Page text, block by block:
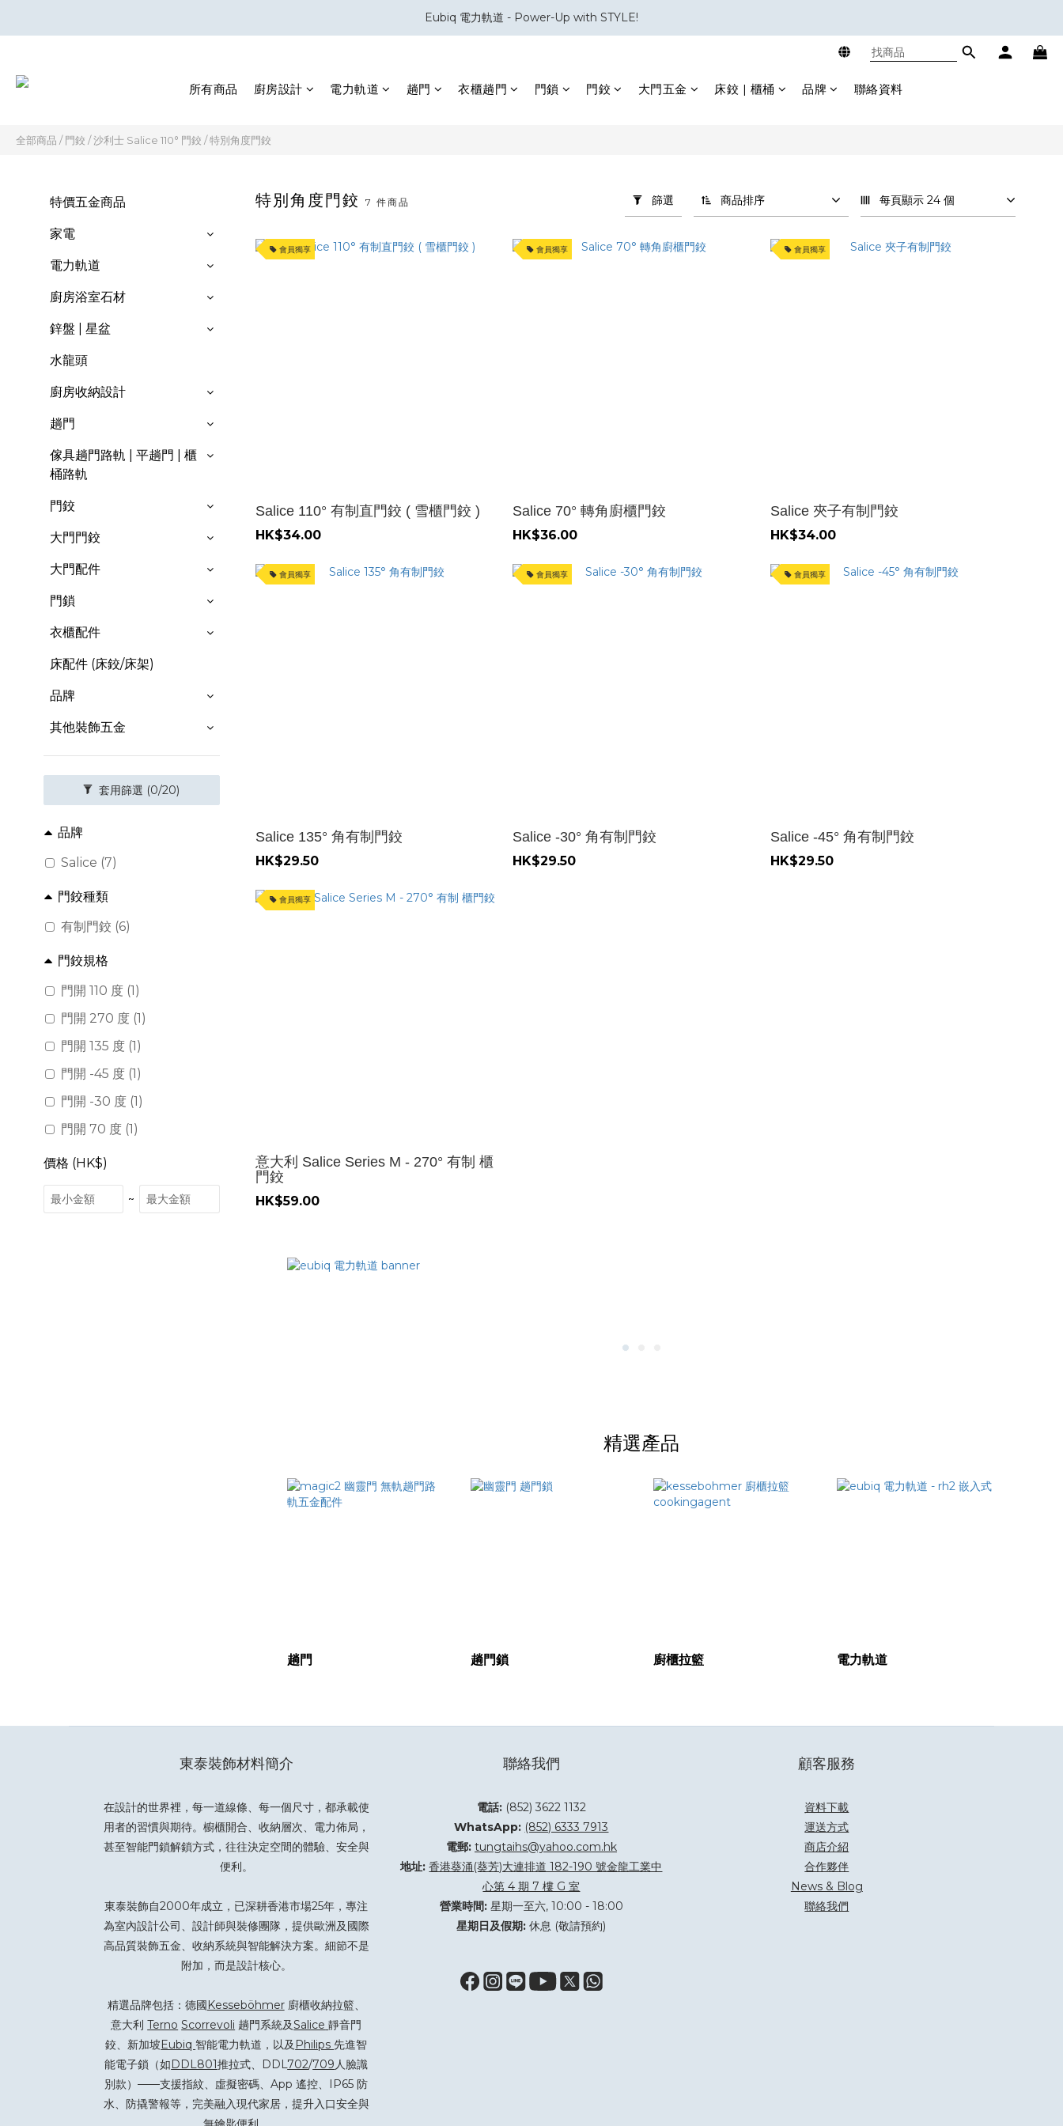
會員積分換領百佳 HK$50 購物禮券
Eubiq 電力軌道 - Power-Up with STYLE!
所有商品 廚房設計 電力軌道 趟門 衣櫃趟門 門鎖 門鉸 大門五金 床鉸 | 櫃桶 品牌 聯絡資料
全部商品 /門鉸 /沙利士 Salice 110° 門鉸 /特別角度門鉸
特價五金商品
家電
電力軌道
廚房浴室石材
鋅盤 | 星盆
水龍頭
廚房收納設計
趟門
傢具趟門路軌 | 平趟門 | 櫃
桶路軌
門鉸
大門門鉸
大門配件
門鎖
衣櫃配件
床配件 (床鉸/床架)
品牌
其他裝飾五金
套用篩選 (0/20)
品牌
Salice (7)
門鉸種類
有制門鉸 (6)
門鉸規格
門開 110 度 (1)
門開 270 度 (1)
門開 135 度 (1)
門開 -45 度 (1)
門開 -30 度 (1)
門開 70 度 (1)
價格 (HK$)
~
特別角度門鉸7 件商品 篩選 商品排序 每頁顯示 24 個
會員獨享
Salice 110° 有制直門鉸 ( 雪櫃門鉸 )
HK$34.00
會員獨享
Salice 70° 轉角廚櫃門鉸
HK$36.00
會員獨享
Salice 夾子有制門鉸
HK$34.00
會員獨享
Salice 135° 角有制門鉸
HK$29.50
會員獨享
Salice -30° 角有制門鉸
HK$29.50
會員獨享
Salice -45° 角有制門鉸
HK$29.50
會員獨享
意大利 Salice Series M - 270° 有制 櫃
門鉸
HK$59.00
精選產品
趟門 趟門鎖 廚櫃拉籃 電力軌道
東泰裝飾材料簡介
在設計的世界裡，每一道線條、每一個尺寸，都承載使
用者的習慣與期待。櫥櫃開合、收納層次、電力佈局，
甚至智能門鎖解鎖方式，往往決定空間的體驗、安全與
便利。
東泰裝飾自2000年成立，已深耕香港市場25年，專注
為室內設計公司、設計師與裝修團隊，提供歐洲及國際
高品質裝飾五金、收納系統與智能解決方案。細節不是
附加，而是設計核心。
精選品牌包括：德國Kesseböhmer 廚櫃收納拉籃、
意大利Terno Scorrevoli 趟門系統及Salice 靜音門
鉸、新加坡Eubiq 智能電力軌道，以及 Philips先進智
能電子鎖（如DDL801推拉式、DDL702/709人臉識
別款）——支援指紋、虛擬密碼、App 遙控、IP65 防
水、防撬警報等，完美融入現代家居，提升入口安全與
聯絡我們
電話:(852) 3622 1132
WhatsApp: (852) 6333 7913
電郵: tungtaihs@yahoo.com.hk
地址: 香港葵涌(葵芳)大連排道 182-190 號金龍工業中
心第 4 期 7 樓 G 室
營業時間:星期一至六, 10:00 - 18:00
星期日及假期: 休息 (敬請預約)
顧客服務
資料下載
運送方式
商店介紹
合作夥伴
News & Blog
聯絡我們